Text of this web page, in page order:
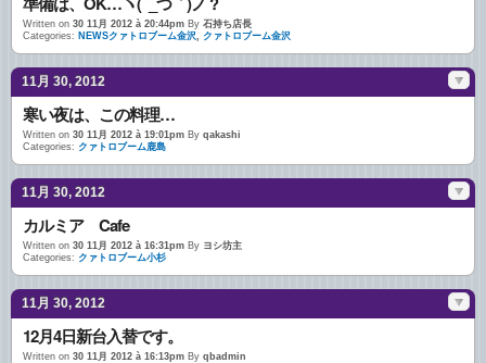
Written on 30 11月 2012 à 20:44pm By 石持ち店長
Categories: NEWSクァトロブーム金沢, クァトロブーム金沢
11月 30, 2012
寒い夜は、この料理…
Written on 30 11月 2012 à 19:01pm By qakashi
Categories: クァトロブーム鹿島
11月 30, 2012
カルミア Cafe
Written on 30 11月 2012 à 16:31pm By ヨシ坊主
Categories: クァトロブーム小杉
11月 30, 2012
12月4日新台入替です。
Written on 30 11月 2012 à 16:13pm By qbadmin